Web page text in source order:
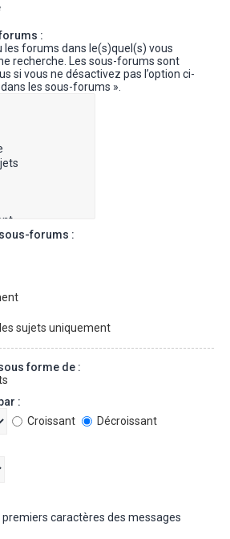
:
les forums dans le(s)quel(s) vous
recherche. Les sous-forums sont
si vous ne désactivez pas l’option ci-
les sous-forums ».
forums :
sujets uniquement
forme de :
:
Croissant
Décroissant
premiers caractères des messages